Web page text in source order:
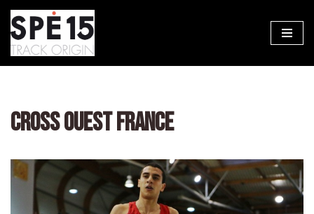
Aller
au
CROSS OUEST FRANCE